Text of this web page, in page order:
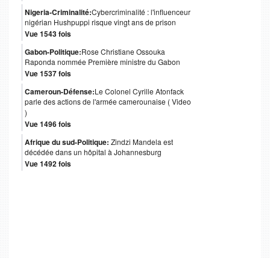
Nigeria-Criminalité:Cybercriminalité : l'influenceur
nigérian Hushpuppi risque vingt ans de prison
Vue 1543 fois
Gabon-Politique:Rose Christiane Ossouka
Raponda nommée Première ministre du Gabon
Vue 1537 fois
Cameroun-Défense:Le Colonel Cyrille Atonfack
parle des actions de l'armée camerounaise ( Video
)
Vue 1496 fois
Afrique du sud-Politique: Zindzi Mandela est
décédée dans un hôpital à Johannesburg
Vue 1492 fois